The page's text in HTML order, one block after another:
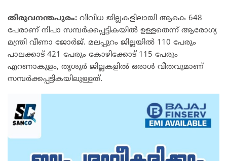
തിരുവനന്തപുരം: വിവിധ ജില്ലകളിലായി ആകെ 648
പേരാണ് നിപാ സമ്പര്‍ക്കപ്പട്ടികയില്‍ ഉള്ളതെന്ന് ആരോഗ്യ
മന്ത്രി വീണാ ജോര്‍ജ്. മലപ്പുറം ജില്ലയില്‍ 110 പേരും
പാലക്കാട് 421 പേരും കോഴിക്കോട് 115 പേരും
എറണാകുളം, തൃശൂര്‍ ജില്ലകളില്‍ ഒരാള്‍ വീതവുമാണ്
സമ്പര്‍ക്കപ്പട്ടികയിലുള്ളത്.